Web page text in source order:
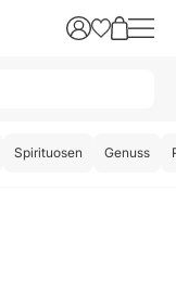
Spirituosen Genuss